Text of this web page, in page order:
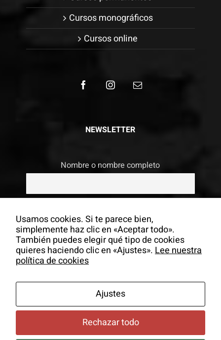
Cursos monográficos
Cursos online
NEWSLETTER
Nombre o nombre completo
Si continúas, aceptas la política de
privacidad
Usamos cookies. Si te parece bien,
simplemente haz clic en «Aceptar todo».
También puedes elegir qué tipo de cookies
quieres haciendo clic en «Ajustes».Lee nuestra
política de cookies
Ajustes
Rechazar todo